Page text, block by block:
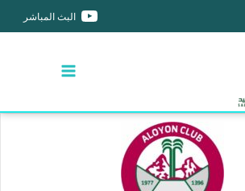
البث المباشر